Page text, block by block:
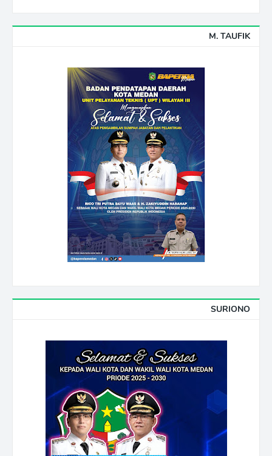
M. TAUFIK
SURIONO